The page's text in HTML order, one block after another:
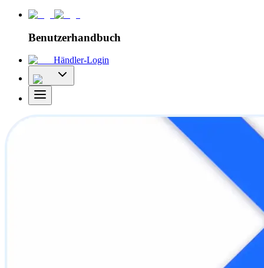
Benutzerhandbuch
Händler-Login